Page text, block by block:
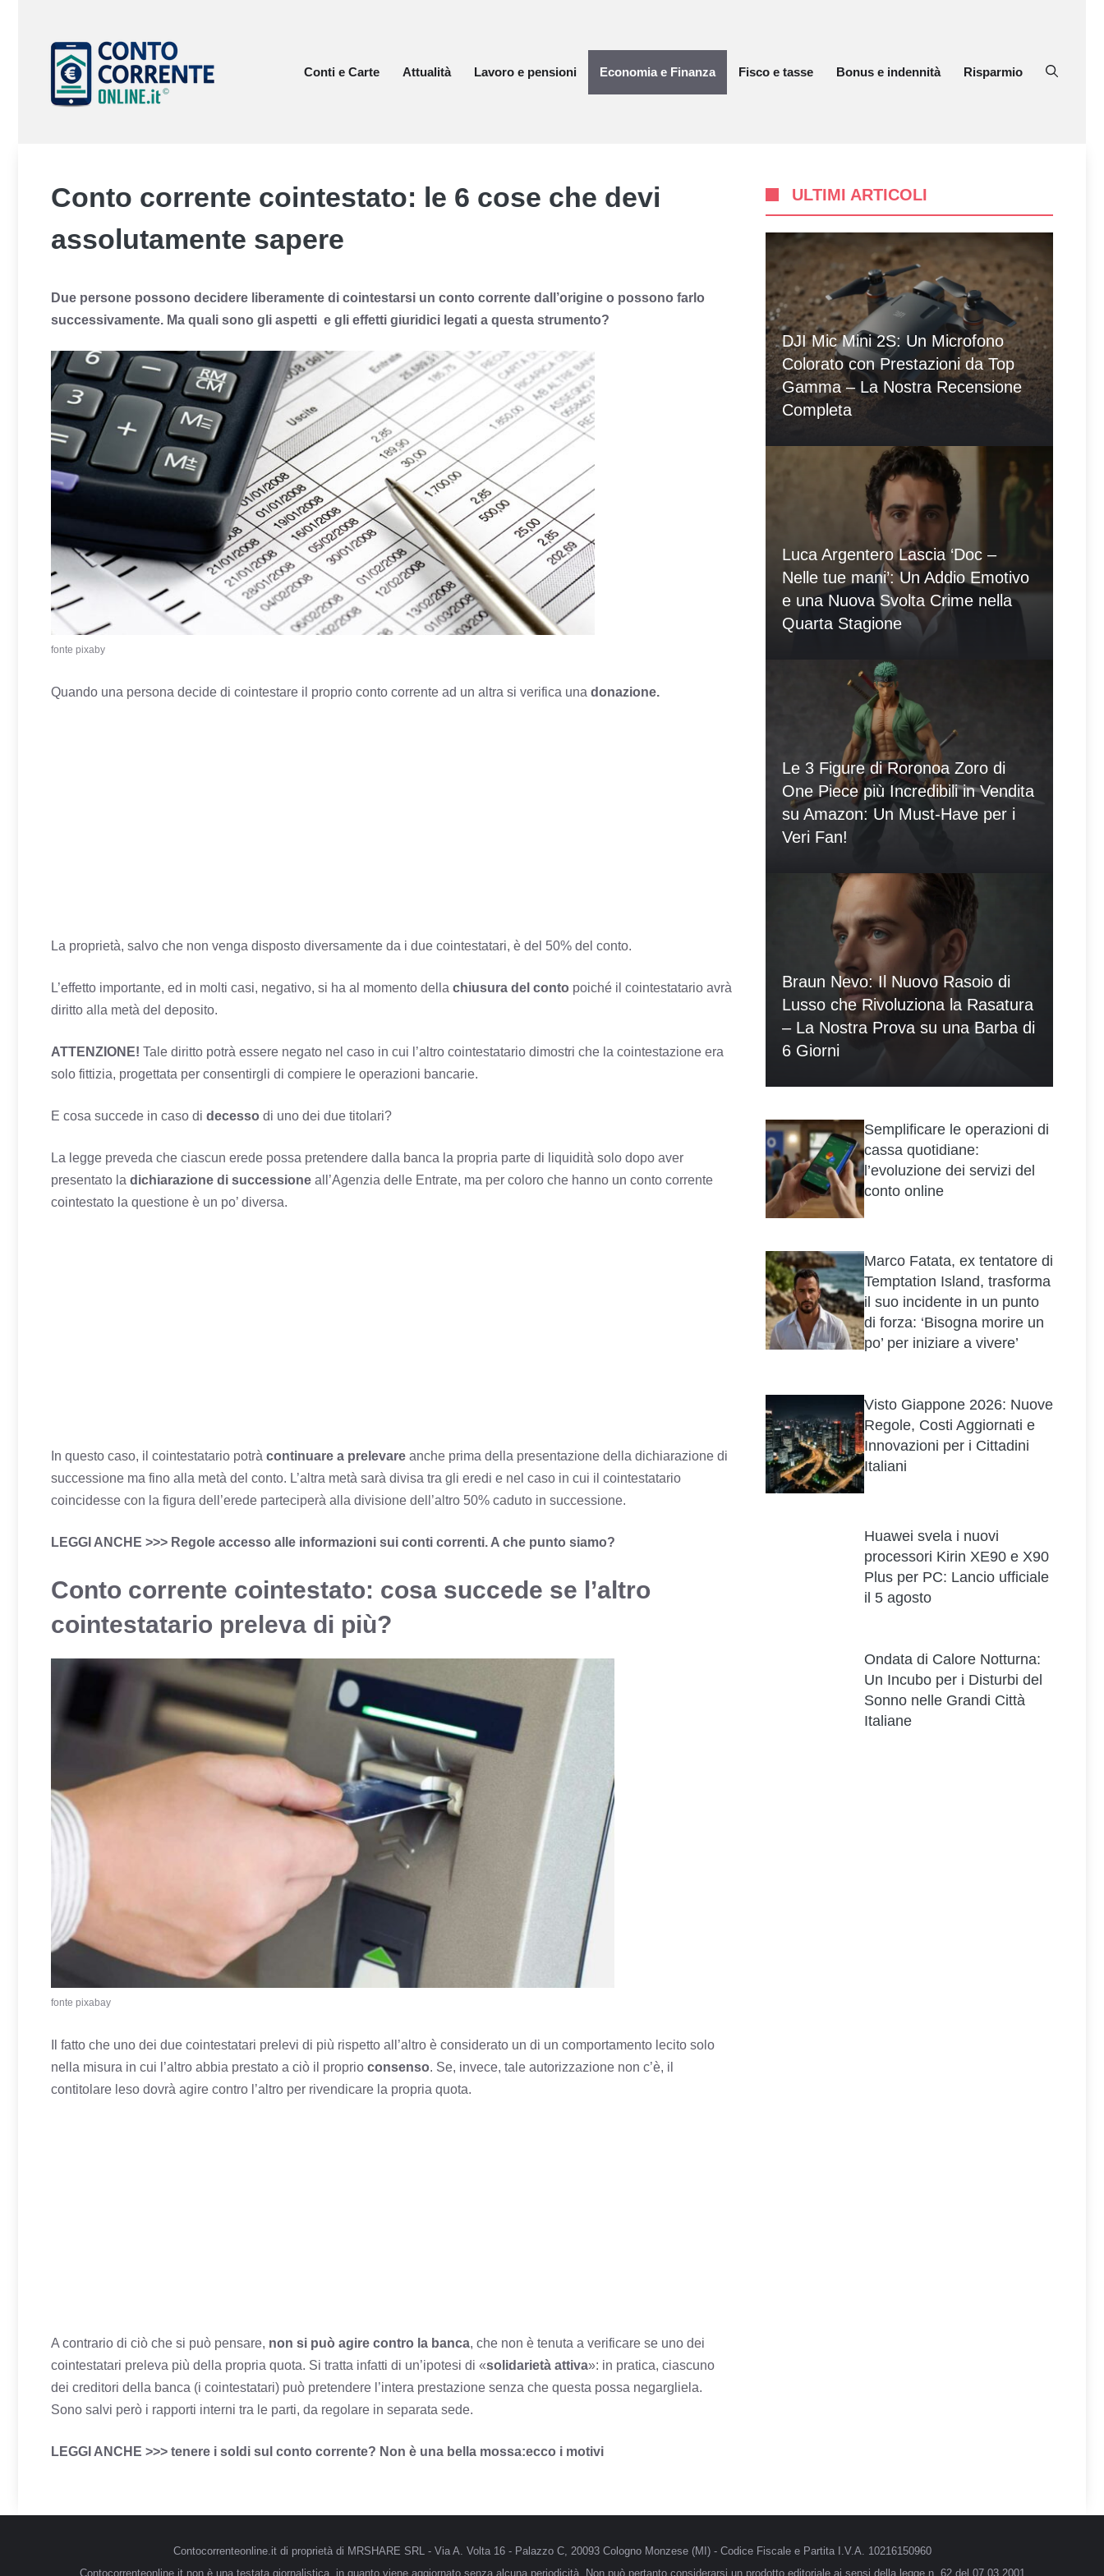
contenuto
Conti e Carte
Attualità Lavoro e pensioni Economia e Finanza Fisco e tasse Bonus e indennità Risparmio
Conto corrente cointestato: le 6 cose che devi
assolutamente sapere
Due persone possono decidere liberamente di cointestarsi un conto corrente dall’origine o possono farlo
successivamente. Ma quali sono gli aspetti e gli effetti giuridici legati a questa strumento?
fonte pixaby
Quando una persona decide di cointestare il proprio conto corrente ad un altra si verifica una donazione.
La proprietà, salvo che non venga disposto diversamente da i due cointestatari, è del 50% del conto.
L’effetto importante, ed in molti casi, negativo, si ha al momento della chiusura del conto poiché il cointestatario avrà
diritto alla metà del deposito.
ATTENZIONE! Tale diritto potrà essere negato nel caso in cui l’altro cointestatario dimostri che la cointestazione era
solo fittizia, progettata per consentirgli di compiere le operazioni bancarie.
E cosa succede in caso di decesso di uno dei due titolari?
La legge preveda che ciascun erede possa pretendere dalla banca la propria parte di liquidità solo dopo aver
presentato la dichiarazione di successione all’Agenzia delle Entrate, ma per coloro che hanno un conto corrente
cointestato la questione è un po’ diversa.
In questo caso, il cointestatario potrà continuare a prelevare anche prima della presentazione della dichiarazione di
successione ma fino alla metà del conto. L’altra metà sarà divisa tra gli eredi e nel caso in cui il cointestatario
coincidesse con la figura dell’erede parteciperà alla divisione dell’altro 50% caduto in successione.
LEGGI ANCHE >>> Regole accesso alle informazioni sui conti correnti. A che punto siamo?
Conto corrente cointestato: cosa succede se l’altro
cointestatario preleva di più?
fonte pixabay
Il fatto che uno dei due cointestatari prelevi di più rispetto all’altro è considerato un di un comportamento lecito solo
nella misura in cui l’altro abbia prestato a ciò il proprio consenso. Se, invece, tale autorizzazione non c’è, il
contitolare leso dovrà agire contro l’altro per rivendicare la propria quota.
A contrario di ciò che si può pensare, non si può agire contro la banca, che non è tenuta a verificare se uno dei
cointestatari preleva più della propria quota. Si tratta infatti di un’ipotesi di «solidarietà attiva»: in pratica, ciascuno
dei creditori della banca (i cointestatari) può pretendere l’intera prestazione senza che questa possa negargliela.
Sono salvi però i rapporti interni tra le parti, da regolare in separata sede.
LEGGI ANCHE >>> tenere i soldi sul conto corrente? Non è una bella mossa:ecco i motivi
ULTIMI ARTICOLI
DJI Mic Mini 2S: Un Microfono
Colorato con Prestazioni da Top
Gamma – La Nostra Recensione
Completa
Luca Argentero Lascia ‘Doc –
Nelle tue mani’: Un Addio Emotivo
e una Nuova Svolta Crime nella
Quarta Stagione
Le 3 Figure di Roronoa Zoro di
One Piece più Incredibili in Vendita
su Amazon: Un Must-Have per i
Veri Fan!
Braun Nevo: Il Nuovo Rasoio di
Lusso che Rivoluziona la Rasatura
– La Nostra Prova su una Barba di
6 Giorni
Semplificare le operazioni di
cassa quotidiane:
l’evoluzione dei servizi del
conto online
Marco Fatata, ex tentatore di
Temptation Island, trasforma
il suo incidente in un punto
di forza: ‘Bisogna morire un
po’ per iniziare a vivere’
Visto Giappone 2026: Nuove
Regole, Costi Aggiornati e
Innovazioni per i Cittadini
Italiani
Huawei svela i nuovi
processori Kirin XE90 e X90
Plus per PC: Lancio ufficiale
il 5 agosto
Ondata di Calore Notturna:
Un Incubo per i Disturbi del
Sonno nelle Grandi Città
Italiane
Contocorrenteonline.it di proprietà di MRSHARE SRL - Via A. Volta 16 - Palazzo C, 20093 Cologno Monzese (MI) - Codice Fiscale e Partita I.V.A. 10216150960
Contocorrenteonline.it non è una testata giornalistica, in quanto viene aggiornato senza alcuna periodicità. Non può pertanto considerarsi un prodotto editoriale ai sensi della legge n. 62 del 07.03.2001